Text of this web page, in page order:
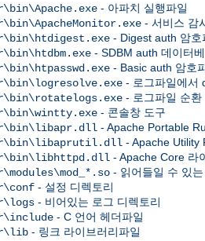
\bin\Apache.exe - 아파치 실행파일
\bin\ApacheMonitor.exe - 서비스 감
\bin\htdigest.exe - Digest auth 암호
\bin\htdbm.exe - SDBM auth 데이터
\bin\htpasswd.exe - Basic auth 암호
\bin\logresolve.exe - 로그파일에서
\bin\rotatelogs.exe - 로그파일 순환
\bin\wintty.exe - 콘솔창 도구
\bin\libapr.dll - Apache Portable
\bin\libaprutil.dll - Apache Utility
\bin\libhttpd.dll - Apache Core 라
\modules\mod_*.so - 읽어들일 수 있
\conf - 설정 디렉토리
\logs - 비어있는 로그 디렉토리
\include - C 언어 헤더파일
\lib - 링크 라이브러리파일